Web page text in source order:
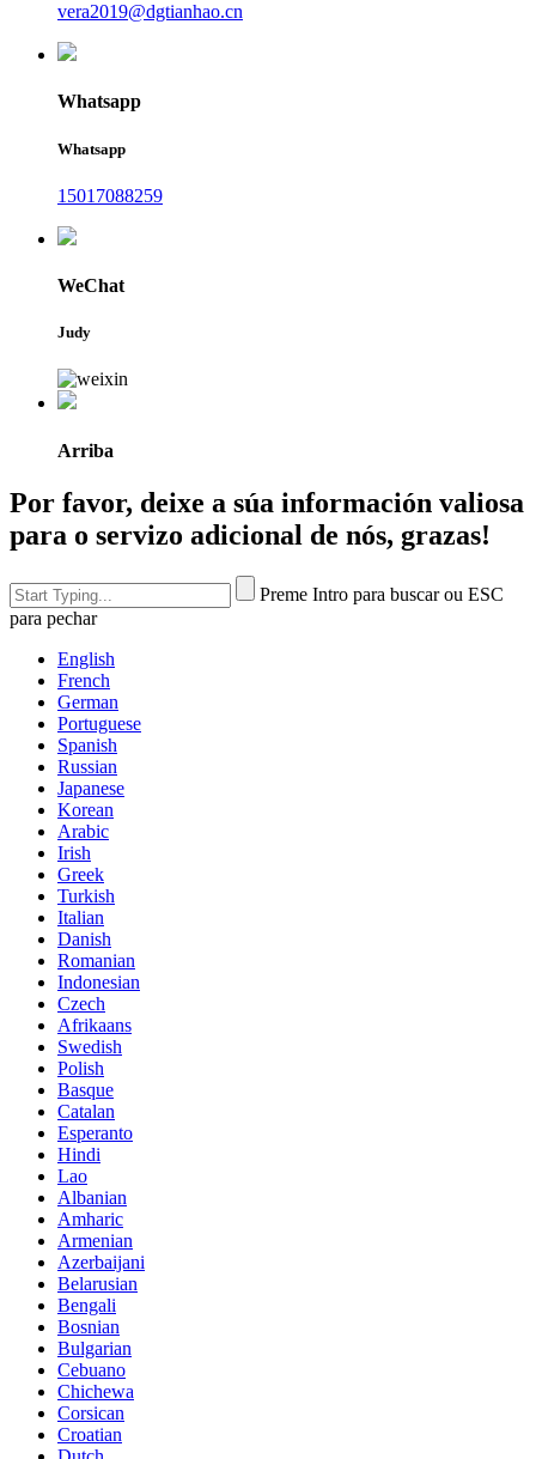
vera2019@dgtianhao.cn
Whatsapp
Whatsapp
15017088259
WeChat
Judy
Arriba
Por favor, deixe a súa información valiosa
para o servizo adicional de nós, grazas!
Preme Intro para buscar ou ESC
para pechar
English
French
German
Portuguese
Spanish
Russian
Japanese
Korean
Arabic
Irish
Greek
Turkish
Italian
Danish
Romanian
Indonesian
Czech
Afrikaans
Swedish
Polish
Basque
Catalan
Esperanto
Hindi
Lao
Albanian
Amharic
Armenian
Azerbaijani
Belarusian
Bengali
Bosnian
Bulgarian
Cebuano
Chichewa
Corsican
Croatian